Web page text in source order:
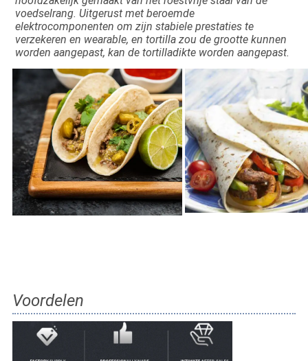
voedselrang. Uitgerust met beroemde
elektrocomponenten om zijn stabiele prestaties te
verzekeren en wearable, en tortilla zou de grootte kunnen
worden aangepast, kan de tortilladikte worden aangepast.
Voordelen